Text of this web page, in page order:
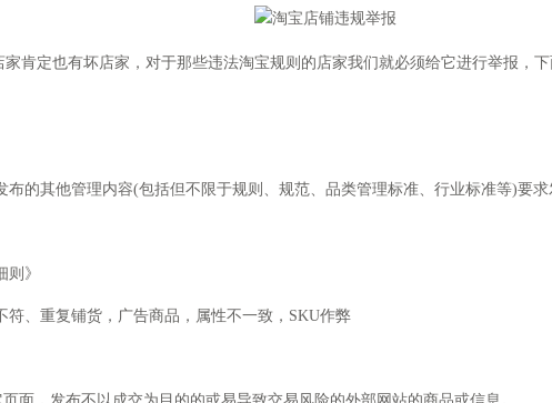
定也有坏店家，对于那些违法淘宝规则的店家我们就必须给它进行举报，
其他管理内容(包括但不限于规则、规范、品类管理标准、行业标准等)要
》
、重复铺货，广告商品，属性不一致，SKU作弊